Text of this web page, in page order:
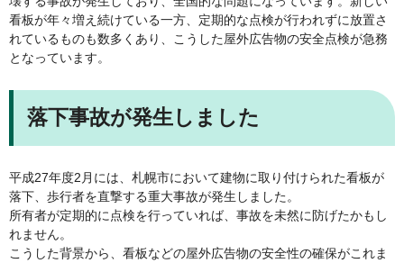
看板が年々増え続けている一方、定期的な点検が行われずに放置さ
れているものも数多くあり、こうした屋外広告物の安全点検が急務
となっています。
落下事故が発生しました
平成27年度2月には、札幌市において建物に取り付けられた看板が
落下、歩行者を直撃する重大事故が発生しました。
所有者が定期的に点検を行っていれば、事故を未然に防げたかもし
れません。
こうした背景から、看板などの屋外広告物の安全性の確保がこれま